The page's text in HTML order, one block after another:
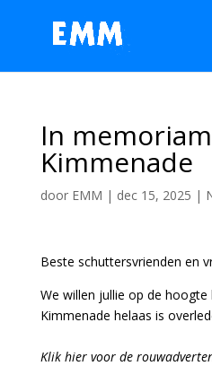
In
Kimmenade
door EMM | dec 15, 2025 |
Beste schuttersvrienden en
We willen jullie op de hoogte
Kimmenade helaas is
Klik hier voor de